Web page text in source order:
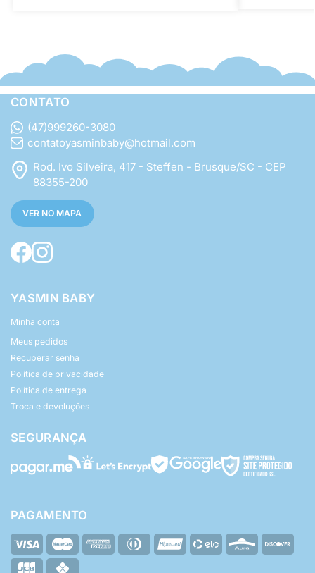
CONTATO
(47)999260-3080
contatoyasminbaby@hotmail.com
Rod. Ivo Silveira, 417 - Steffen - Brusque/SC - CEP
88355-200
VER NO MAPA
YASMIN BABY
Minha conta
Meus pedidos
Recuperar senha
Política de privacidade
Política de entrega
Troca e devoluções
SEGURANÇA
PAGAMENTO